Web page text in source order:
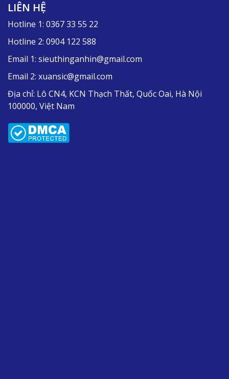
LIÊN HỆ
Hotline 1: 0367 33 55 22
Hotline 2: 0904 122 588
Email 1: sieuthinganhin@gmail.com
Email 2: xuansic@gmail.com
Địa chỉ: Lô CN4, KCN Thạch Thất, Quốc Oai, Hà Nội
100000, Việt Nam